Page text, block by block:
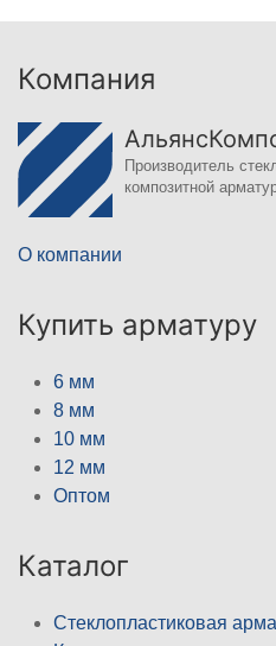
Компания
Производитель
композитной
О компании
Купить арматуру
6 мм
8 мм
10 мм
12 мм
Оптом
Каталог
Стеклопластиковая